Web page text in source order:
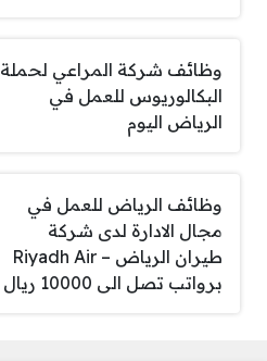
وظائف شركة المراعي لحملة
البكالوريوس للعمل في
الرياض اليوم
وظائف الرياض للعمل في
مجال الادارة لدى شركة
طيران الرياض – Riyadh Air
برواتب تصل الى 10000 ريال